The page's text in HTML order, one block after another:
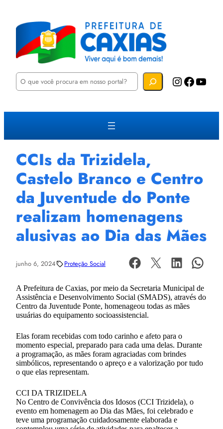
P
u
a
Instagram Facebook YouTube
CCIs da Trizidela,
Castelo Branco e Centro
da Juventude do Ponte
realizam homenagens
alusivas ao Dia das Mães
junho 6, 2024 Proteção Social
A Prefeitura de Caxias, por meio da Secretaria Municipal de
Assistência e Desenvolvimento Social (SMADS), através do
Centro da Juventude Ponte, homenageou todas as mães
usuárias do equipamento socioassistencial.
Elas foram recebidas com todo carinho e afeto para o
momento especial, preparado para cada uma delas. Durante
a programação, as mães foram agraciadas com brindes
simbólicos, representando o apreço e a valorização por tudo
o que elas representam.
CCI DA TRIZIDELA
No Centro de Convivência dos Idosos (CCI Trizidela), o
evento em homenagem ao Dia das Mães, foi celebrado e
teve uma programação cuidadosamente elaborada e